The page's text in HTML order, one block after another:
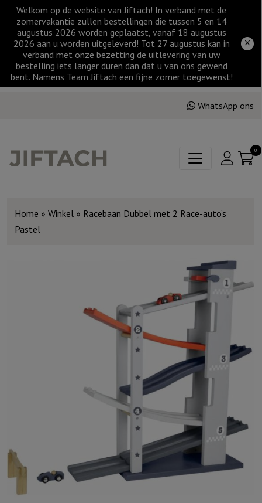
Welkom op de website van Jiftach! In verband met de
zomervakantie zullen bestellingen die tussen 5 en 14
augustus 2026 worden geplaatst, vanaf 18 augustus
2026 aan u worden uitgeleverd! Tot 27 augustus kan in
verband met onze bezetting de uitlevering van uw
bestelling iets langer duren dan dat u van ons gewend
bent. Namens Team Jiftach een fijne zomer toegewenst!
WhatsApp ons
0
Home » Winkel » Racebaan Dubbel met 2 Race-auto’s
Pastel